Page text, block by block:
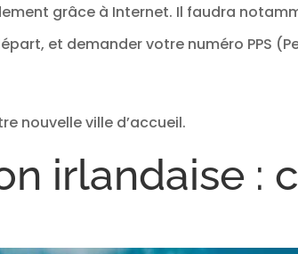
grâce à Internet. Il faudra
et demander votre numéro PPS
nouvelle ville d’accueil.
irlandaise :